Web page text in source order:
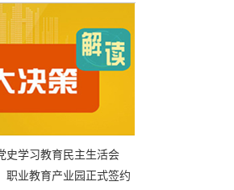
史学习教育民主生活会
职业教育产业园正式签约